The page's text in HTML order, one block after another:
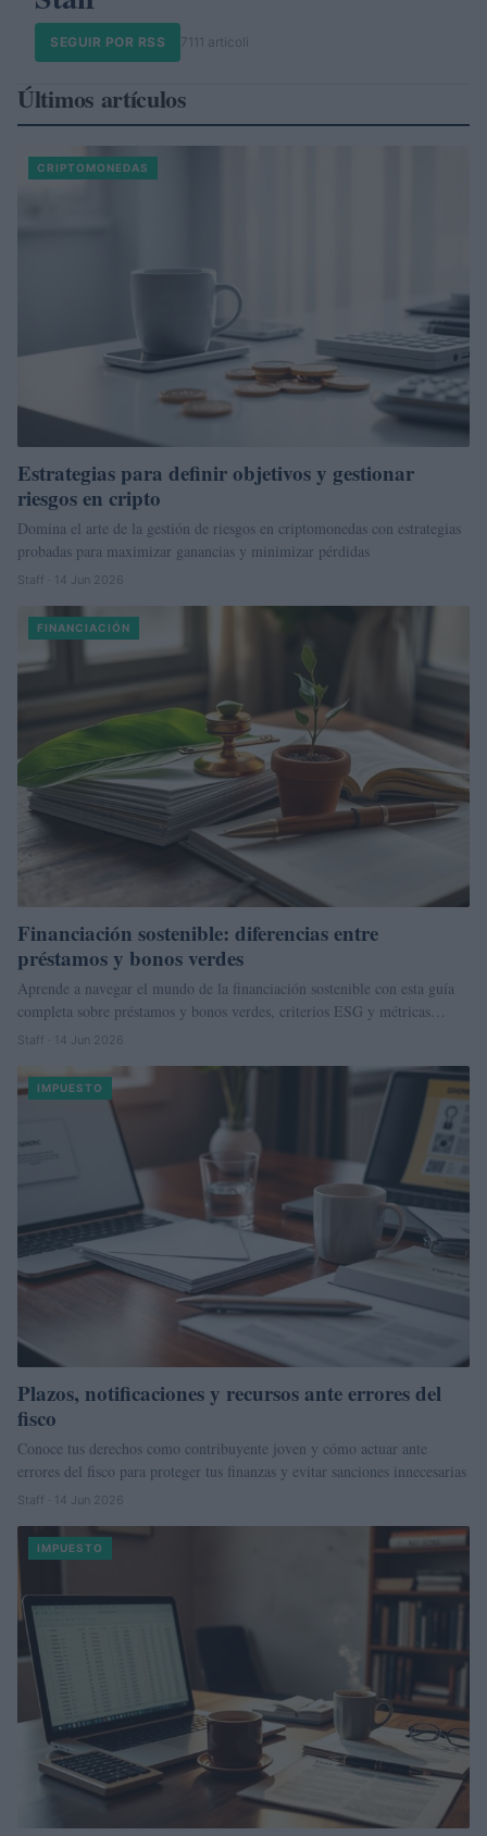
SEGUIR POR RSS 7111 articoli
Últimos artículos
CRIPTOMONEDAS
Estrategias para definir objetivos y gestionar
riesgos en cripto
Domina el arte de la gestión de riesgos en criptomonedas con estrategias
probadas para maximizar ganancias y minimizar pérdidas
Staff · 14 Jun 2026
FINANCIACIÓN
Financiación sostenible: diferencias entre
préstamos y bonos verdes
Aprende a navegar el mundo de la financiación sostenible con esta guía
completa sobre préstamos y bonos verdes, criterios ESG y métricas…
Staff · 14 Jun 2026
IMPUESTO
Plazos, notificaciones y recursos ante errores del
fisco
Conoce tus derechos como contribuyente joven y cómo actuar ante
errores del fisco para proteger tus finanzas y evitar sanciones innecesarias
Staff · 14 Jun 2026
IMPUESTO